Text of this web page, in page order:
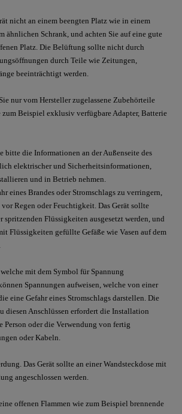
nicht an einem beengten Platz wie in einem
ähnlichen Schrank, und achten Sie auf eine gute
Platz. Die Belüftung sollte nicht durch
durch Teile wie Zeitungen,
beeinträchtigt werden.
nur vom Hersteller zugelassene Zubehörteile
Beispiel exklusiv verfügbare Adapter, Batterie
bitte die Informationen an der Außenseite des
elektrischer und Sicherheitsinformationen,
und in Betrieb nehmen.
eines Brandes oder Stromschlags zu verringern,
vor Regen oder Feuchtigkeit. Das Gerät sollte
spritzenden Flüssigkeiten ausgesetzt werden, und
Flüssigkeiten gefüllte Gefäße wie Vasen auf dem
mit dem Symbol für Spannung
Spannungen aufweisen, welche von einer
eine Gefahr eines Stromschlags darstellen. Die
diesen Anschlüssen erfordert die Installation
oder die Verwendung von fertig
oder Kabeln.
Das Gerät sollte an einer Wandsteckdose mit
angeschlossen werden.
offenen Flammen wie zum Beispiel brennende